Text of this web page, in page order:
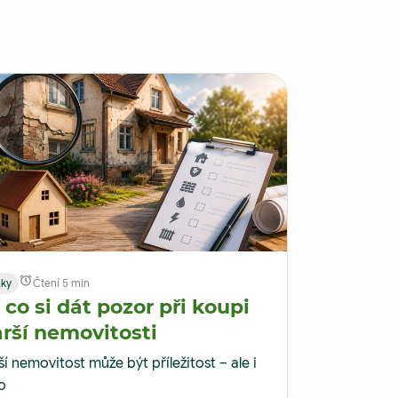
Čtení 5 min
co si dát pozor při koupi
nemovitosti
nemovitost může být příležitost – ale i